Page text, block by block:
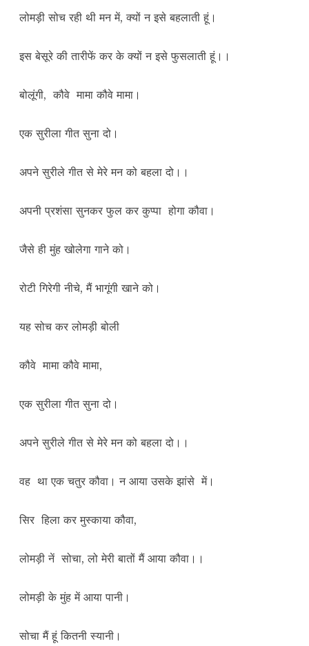
लोमड़ी सोच रही थी मन में, क्यों न इसे बहलाती हूं।
इस बेसूरे की तारीफें कर के क्यों न इसे फुसलाती हूं।।
बोलूंगी, कौवे मामा कौवे मामा।
एक सुरीला गीत सुना दो।
अपने सुरीले गीत से मेरे मन को बहला दो।।
अपनी प्रशंसा सुनकर फुल कर कुप्पा होगा कौवा।
जैसे ही मुंह खोलेगा गाने को।
रोटी गिरेगी नीचे, मैं भागूंगी खाने को।
यह सोच कर लोमड़ी बोली
कौवे मामा कौवे मामा,
एक सुरीला गीत सुना दो।
अपने सुरीले गीत से मेरे मन को बहला दो।।
वह था एक चतुर कौवा। न आया उसके झांसे में।
सिर हिला कर मुस्काया कौवा,
लोमड़ी नें सोचा, लो मेरी बातों मैं आया कौवा।।
लोमड़ी के मुंह में आया पानी।
सोचा मैं हूं कितनी स्यानी।